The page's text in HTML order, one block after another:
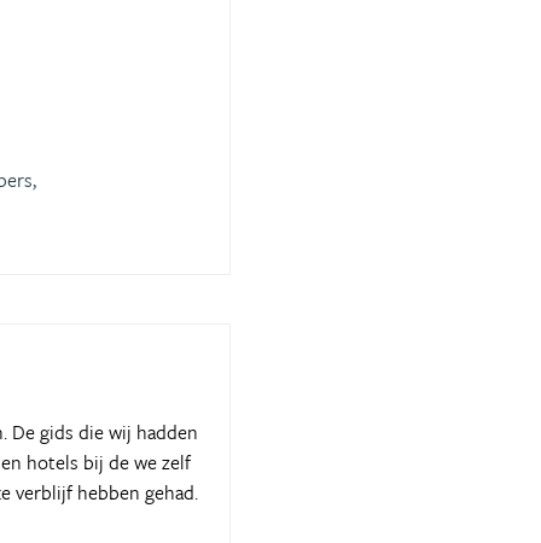
De gids die wij hadden
hotels bij de we zelf
verblijf hebben gehad.